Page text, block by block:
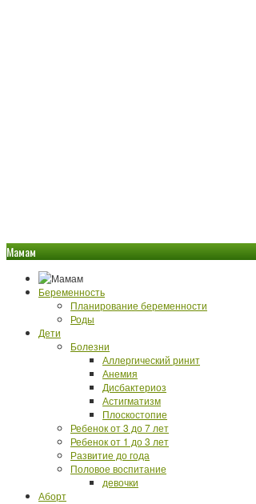
Мамам
Беременность
Планирование беременности
Роды
Дети
Болезни
Аллергический ринит
Анемия
Дисбактериоз
Астигматизм
Плоскостопие
Ребенок от 3 до 7 лет
Ребенок от 1 до 3 лет
Развитие до года
Половое воспитание
девочки
Аборт